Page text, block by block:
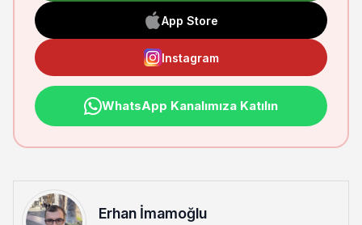
App Store
Instagram
WhatsApp Kanalımıza Katılın
Erhan İmamoğlu